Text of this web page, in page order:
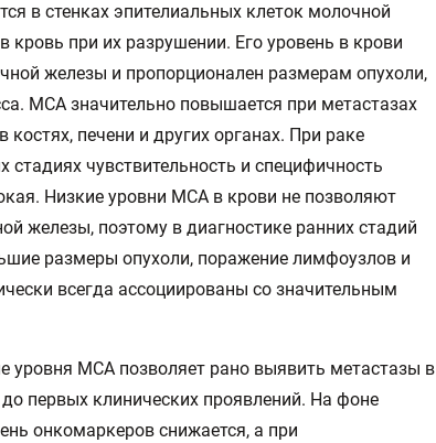
в стенках эпителиальных клеток молочной
при их разрушении. Его уровень в крови
железы и пропорционален размерам опухоли,
МСА значительно повышается при метастазах
печени и других органах. При раке
чувствительность и специфичность
Низкие уровни МСА в крови не позволяют
железы, поэтому в диагностике ранних стадий
размеры опухоли, поражение лимфоузлов и
всегда ассоциированы со значительным
уровня МСА позволяет рано выявить метастазы в
первых клинических проявлений. На фоне
онкомаркеров снижается, а при